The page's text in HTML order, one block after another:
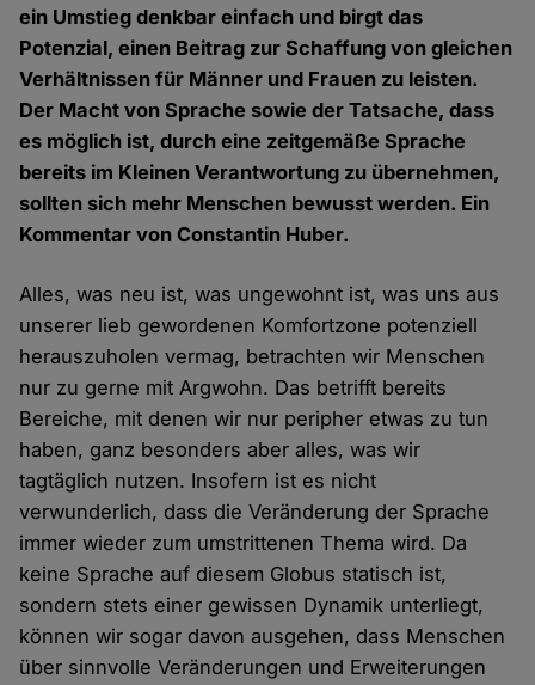
ein Umstieg denkbar einfach und birgt das
Potenzial, einen Beitrag zur Schaffung von gleichen
Verhältnissen für Männer und Frauen zu leisten.
Der Macht von Sprache sowie der Tatsache, dass
es möglich ist, durch eine zeitgemäße Sprache
bereits im Kleinen Verantwortung zu übernehmen,
sollten sich mehr Menschen bewusst werden. Ein
Kommentar von Constantin Huber.
Alles, was neu ist, was ungewohnt ist, was uns aus
unserer lieb gewordenen Komfortzone potenziell
herauszuholen vermag, betrachten wir Menschen
nur zu gerne mit Argwohn. Das betrifft bereits
Bereiche, mit denen wir nur peripher etwas zu tun
haben, ganz besonders aber alles, was wir
tagtäglich nutzen. Insofern ist es nicht
verwunderlich, dass die Veränderung der Sprache
immer wieder zum umstrittenen Thema wird. Da
keine Sprache auf diesem Globus statisch ist,
sondern stets einer gewissen Dynamik unterliegt,
können wir sogar davon ausgehen, dass Menschen
über sinnvolle Veränderungen und Erweiterungen